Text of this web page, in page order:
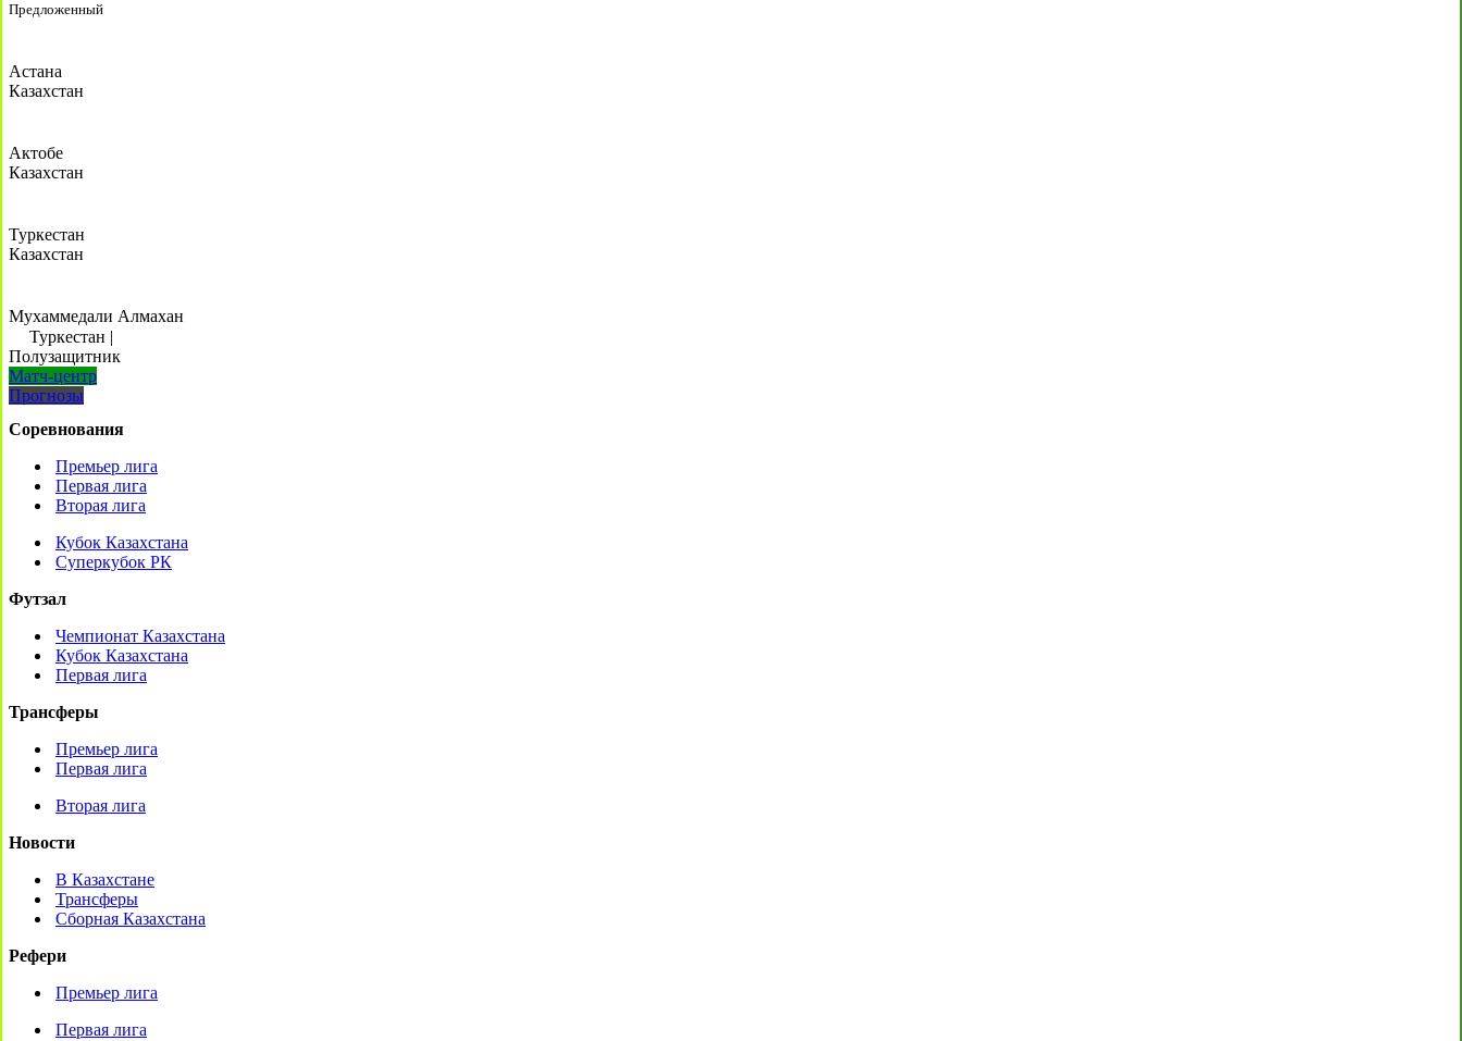
Предложенный
Астана
Казахстан
Актобе
Казахстан
Туркестан
Казахстан
Мухаммедали Алмахан
Туркестан |
Полузащитник
Матч-центр
Прогнозы
Соревнования
Премьер лига
Первая лига
Вторая лига
Кубок Казахстана
Суперкубок РК
Футзал
Чемпионат Казахстана
Кубок Казахстана
Первая лига
Трансферы
Премьер лига
Первая лига
Вторая лига
Новости
В Казахстане
Трансферы
Сборная Казахстана
Рефери
Премьер лига
Первая лига